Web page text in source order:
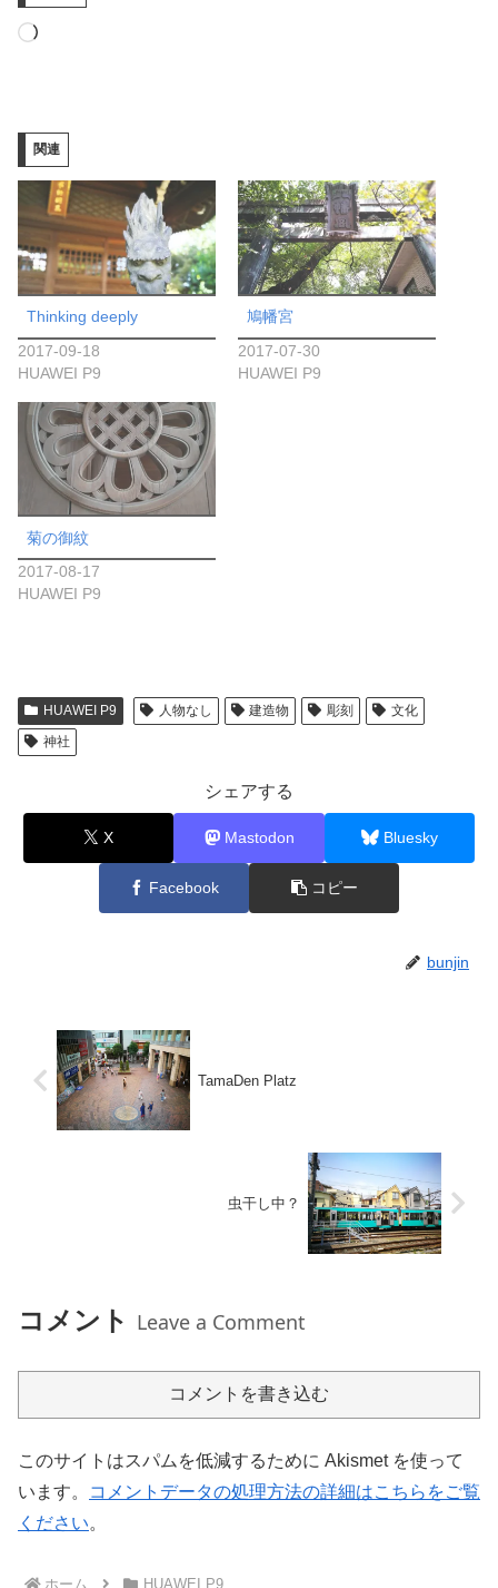
読
み
中…
関連
Thinking deeply
2017-09-18
HUAWEI P9
鳩幡宮
2017-07-30
HUAWEI P9
菊の御紋
2017-08-17
HUAWEI P9
HUAWEI P9 人物なし 建造物 彫刻
文化
神社
シェアする
X Mastodon Bluesky
Facebook コピー
bunjin
TamaDen Platz
虫干し中？
コメント Leave a Comment
コメントを書き込む
このサイトはスパムを低減するために Akismet を使って
います。
コメントデータの処理方法の詳細はこちらをご覧
ください。
ホーム HUAWEI P9